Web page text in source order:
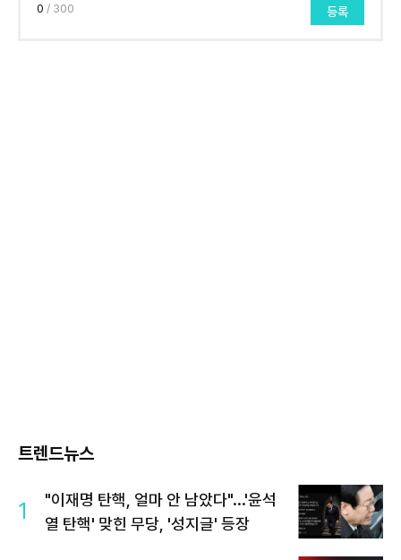
0 / 300 등록
트렌드뉴스
1
"이재명 탄핵, 얼마 안 남았다"...'윤석
열 탄핵' 맞힌 무당, '성지글' 등장